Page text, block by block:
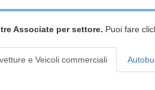
Associate per settore. Puoi fare
e Veicoli commerciali